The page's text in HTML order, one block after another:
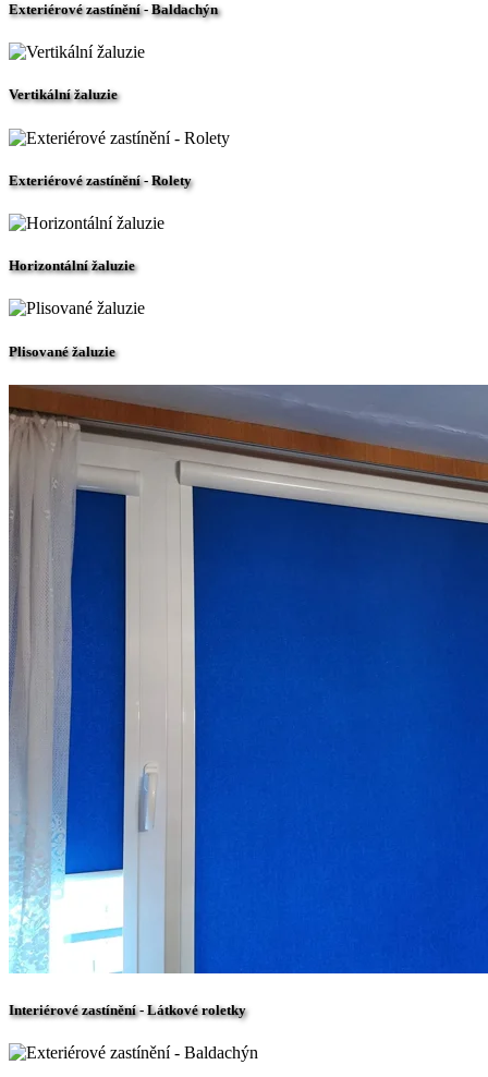
Exteriérové zastínění - Baldachýn
Vertikální žaluzie
Exteriérové zastínění - Rolety
Horizontální žaluzie
Plisované žaluzie
Interiérové zastínění - Látkové roletky